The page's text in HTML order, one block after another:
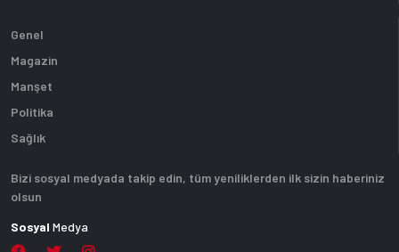
Genel
Magazin
Manşet
Politika
Sağlık
Bizi sosyal medyada takip edin, tüm yeniliklerden ilk sizin haberiniz
olsun
Sosyal Medya